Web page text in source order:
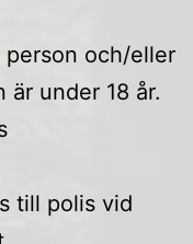
person och/eller
är under 18 år.
till polis vid